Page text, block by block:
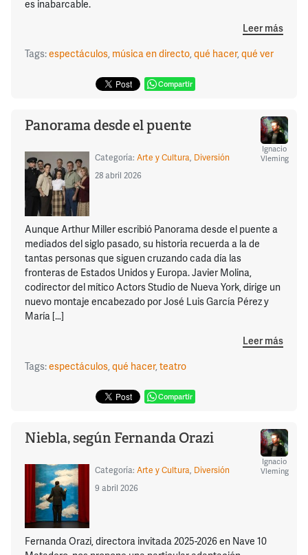
es inabarcable.
Leer más
Tags:espectáculos, música en directo,qué hacer,qué ver
Compartir
Panorama desde el puente
Ignacio
Vleming
Categoría: Arte y Cultura, Diversión
28 abril 2026
Aunque Arthur Miller escribió Panorama desde el puente a
mediados del siglo pasado, su historia recuerda a la de
tantas personas que siguen cruzando cada día las
fronteras de Estados Unidos y Europa. Javier Molina,
codirector del mítico Actors Studio de Nueva York, dirige un
nuevo montaje encabezado por José Luis García Pérez y
María […]
Leer más
Tags:espectáculos qué hacer, teatro
Compartir
Niebla, según Fernanda Orazi
Ignacio
Vleming
Categoría: Arte y Cultura, Diversión
9 abril 2026
Fernanda Orazi, directora invitada 2025-2026 en Nave 10